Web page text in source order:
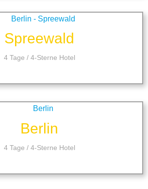
Spreewald
4 Tage / 4-Sterne Hotel
Berlin
4 Tage / 4-Sterne Hotel